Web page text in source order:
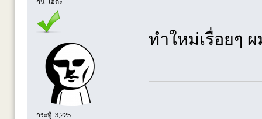
กัน-โอตะ
กระทู้: 3,225
ทำใหม่เรื่อยๆ